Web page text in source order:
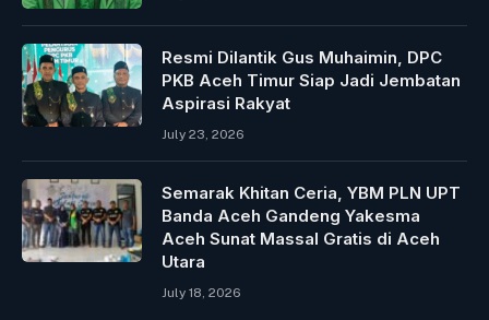
Resmi Dilantik Gus Muhaimin, DPC
PKB Aceh Timur Siap Jadi Jembatan
Aspirasi Rakyat
July 23, 2026
Semarak Khitan Ceria, YBM PLN UPT
Banda Aceh Gandeng Yakesma
Aceh Sunat Massal Gratis di Aceh
Utara
July 18, 2026